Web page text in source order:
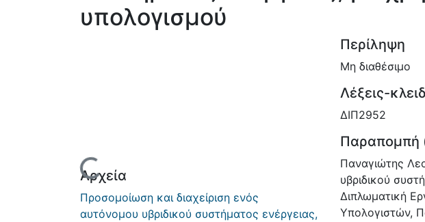
υπολογισμού
Φόρτωση...
Αρχεία
Προσομοίωση και διαχείριση ενός
αυτόνομου υβριδικού συστήματος ενέργειας,
Περίληψη
Μη διαθέσιμο
Λέξεις-
ΔΙΠ2952
Παραπομπή
Παναγιώτης
υβριδικού
Διπλωματική
Υπολογιστών,